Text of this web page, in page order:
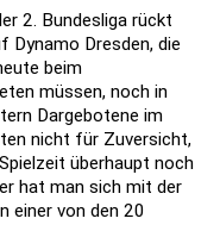
2. Bundesliga rückt
Dynamo Dresden, die
beim
müssen, noch in
Dargebotene im
nicht für Zuversicht,
überhaupt noch
hat man sich mit der
einer von den 20